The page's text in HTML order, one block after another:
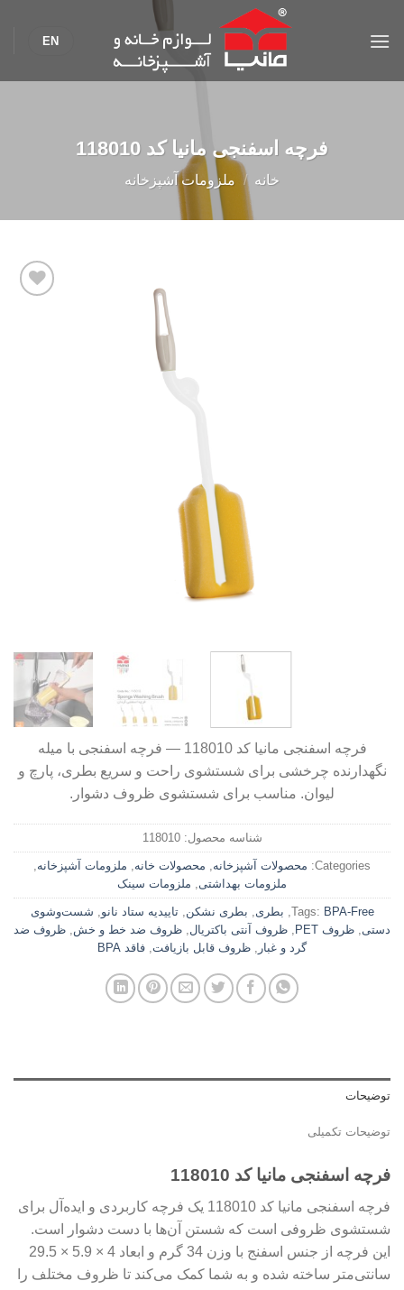
EN
فرچه اسفنجی مانیا کد 118010
خانه / ملزومات آشپزخانه
فرچه اسفنجی مانیا کد 118010 — فرچه اسفنجی با میله
نگهدارنده چرخشی برای شستشوی راحت و سریع بطری، پارچ و
لیوان. مناسب برای شستشوی ظروف دشوار.
شناسه محصول:118010
Categories: محصولات آشپزخانه محصولات خانه ملزومات آشپزخانه
ملزومات بهداشتی
ملزومات سینک
Tags: BPA-Free بطری بطری نشکن ,تاییدیه ستاد نانو
شست‌وشوی
دستی ظروف PET ظروف آنتی باکتریال ظروف ضد خط و خش ظروف ضد
گرد و غبار
ظروف قابل بازیافت فاقد BPA
توضیحات
توضیحات تکمیلی
فرچه اسفنجی مانیا کد 118010
فرچه اسفنجی مانیا کد 118010 یک فرچه کاربردی و ایده‌آل برای
شستشوی ظروفی است که شستن آن‌ها با دست دشوار است.
این فرچه از جنس اسفنج با وزن 34 گرم و ابعاد 4 × 5.9 × 29.5
سانتی‌متر ساخته شده و به شما کمک می‌کند تا ظروف مختلف را